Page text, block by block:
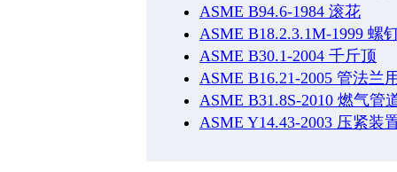
ASME B94.6-1984 滚花
ASME B18.2.3.1M-1999 螺
ASME B30.1-2004 千斤顶
ASME B16.21-2005 管法兰
ASME B31.8S-2010 燃气管
ASME Y14.43-2003 压紧